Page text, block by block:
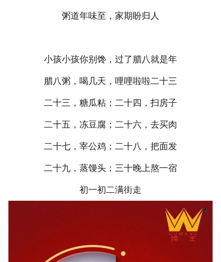
粥道年味至，家期盼归人
小孩小孩你别馋，过了腊八就是年
腊八粥，喝几天，哩哩啦啦二十三
二十三，糖瓜粘；二十四，扫房子
二十五，冻豆腐；二十六，去买肉
二十七，宰公鸡；二十八，把面发
二十九，蒸馒头；三十晚上熬一宿
初一初二满街走